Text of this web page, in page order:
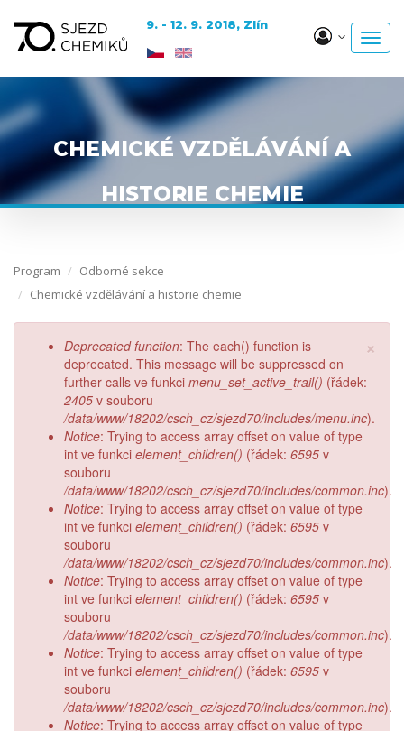
k
hlavnímu
obsahu
9. - 12. 9. 2018, Zlín
Program
Odborné sekce
Chemické vzdělávání a historie chemie
×
Chybová
zpráva
Deprecated function: The each() function is
deprecated. This message will be suppressed on
further calls ve funkci menu_set_active_trail() (řádek:
2405 v souboru
/data/www/18202/csch_cz/sjezd70/includes/menu.inc).
Notice: Trying to access array offset on value of type
int ve funkci element_children() (řádek: 6595 v
souboru
/data/www/18202/csch_cz/sjezd70/includes/common.inc).
Notice: Trying to access array offset on value of type
int ve funkci element_children() (řádek: 6595 v
souboru
/data/www/18202/csch_cz/sjezd70/includes/common.inc).
Notice: Trying to access array offset on value of type
int ve funkci element_children() (řádek: 6595 v
souboru
/data/www/18202/csch_cz/sjezd70/includes/common.inc).
Notice: Trying to access array offset on value of type
int ve funkci element_children() (řádek: 6595 v
souboru
/data/www/18202/csch_cz/sjezd70/includes/common.inc).
Notice: Trying to access array offset on value of type